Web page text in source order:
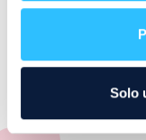
Solo
también de
tu visita.
El este directorio